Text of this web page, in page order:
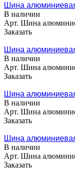
Шина
В наличии
Арт. Шина
Заказать
Шина
В наличии
Арт. Шина
Заказать
Шина
В наличии
Арт. Шина
Заказать
Шина
В наличии
Арт. Шина
Заказать